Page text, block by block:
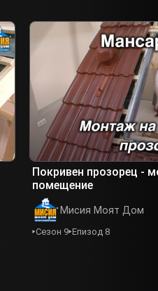
Покривен прозорец -
помещение
Мисия Моят Дом
Сезон 9 Епизод 8